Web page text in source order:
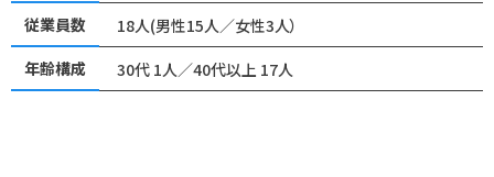
従業員数
18人(男性15人／女性3人）
年齢構成
30代 1人／40代以上 17人